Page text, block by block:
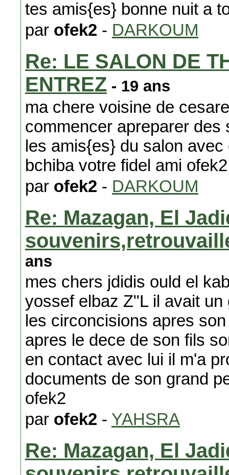
tes amis{es} bonne nuit a
par ofek2 - DARKOUM
Re: LE SALON DE
ENTREZ - 19 ans
ma chere voisine de
commencer apreparer des
les amis{es} du salon
bchiba votre fidel ami ofek2
par ofek2 - DARKOUM
Re: Mazagan, El
ans
mes chers jdidis ould el
yossef elbaz Z"L il avait
les circoncisions apres
apres le dece de son fils
en contact avec lui il m'a
documents de son grand
ofek2
par ofek2 - YAHSRA
Re: Mazagan, El